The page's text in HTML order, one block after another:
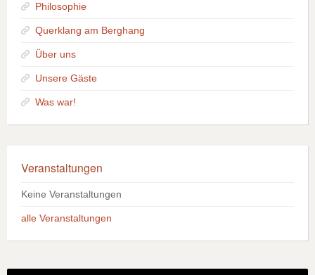
Philosophie
Querklang am Berghang
Über uns
Unsere Gäste
Was war!
Veranstaltungen
Keine Veranstaltungen
alle Veranstaltungen